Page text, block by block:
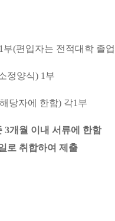
1 부(편입자는 전적대학 졸
정양식) 1 부
해당자에 한함) 각1 부
3개월 이내 서류에 한함
로 취합하여 제출